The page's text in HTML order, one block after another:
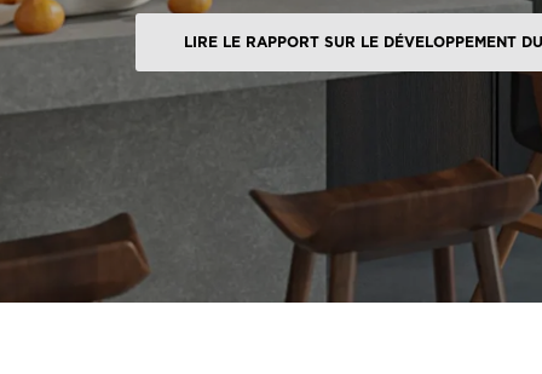
Newsletter S’enregistrer
Contactez-nous
LIRE LE RAPPORT SUR LE DÉVELOPPEMENT